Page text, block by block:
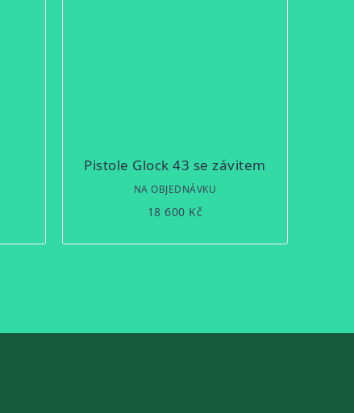
Pistole Glock 43 se závitem
NA OBJEDNÁVKU
18 600 Kč